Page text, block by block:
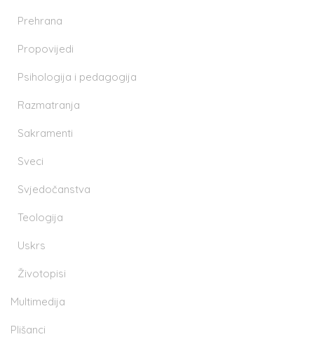
Prehrana
Propovijedi
Psihologija i pedagogija
Razmatranja
Sakramenti
Sveci
Svjedočanstva
Teologija
Uskrs
Životopisi
Multimedija
Plišanci